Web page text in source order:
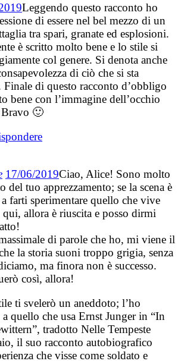
Leggendo questo racconto ho
di essere nel bel mezzo di un
tra spari, granate ed esplosioni.
è scritto molto bene e lo stile si
col genere. Si denota anche
di ciò che si sta
Finale di questo racconto d’obbligo
bene con l’immagine dell’occhio
🙂
17/06/2019Ciao, Alice! Sono molto
del tuo apprezzamento; se la scena è
farti sperimentare quello che vive
allora è riuscita e posso dirmi
di parole che ho, mi viene il
la storia suoni troppo grigia, senza
ma finora non è successo.
così, allora!
ti svelerò un aneddoto; l’ho
quello che usa Ernst Junger in “In
tradotto Nelle Tempeste
il suo racconto autobiografico
che visse come soldato e